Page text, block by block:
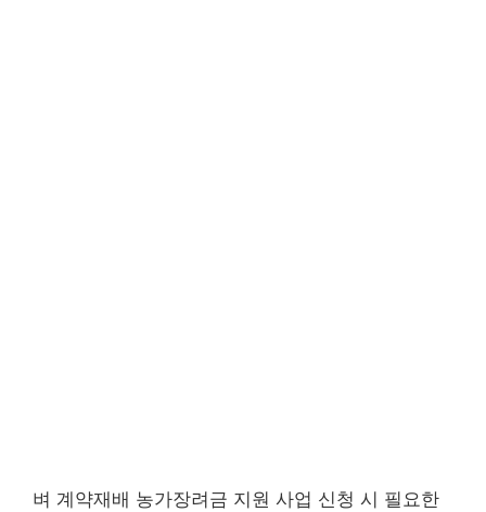
벼 계약재배 농가장려금 지원 사업 신청 시 필요한